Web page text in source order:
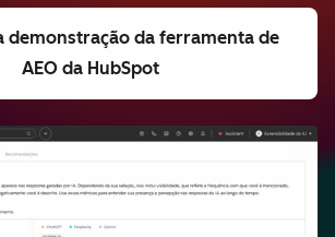
demonstração da ferramenta de
AEO da HubSpot